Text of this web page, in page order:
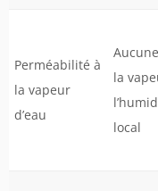
Perméabilité à
la vapeur
d’eau
la
local